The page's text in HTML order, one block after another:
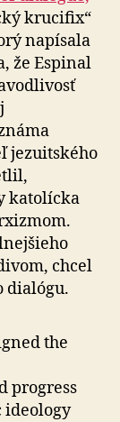
krucifix“
napísala
že Espinal
jezuitského
katolícka
chcel
dialógu.
the
progress
ideology